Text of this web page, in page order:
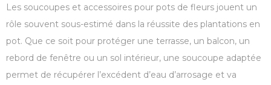
Les soucoupes et accessoires pour pots de fleurs jouent un
rôle souvent sous-estimé dans la réussite des plantations en
pot. Que ce soit pour protéger une terrasse, un balcon, un
rebord de fenêtre ou un sol intérieur, une soucoupe adaptée
permet de récupérer l’excédent d’eau d’arrosage et va